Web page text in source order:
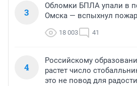
3
Обломки БПЛА упали в
Омска — вспыхнул пожар
18 003 41
4
Российскому
растет число
это не повод для радости